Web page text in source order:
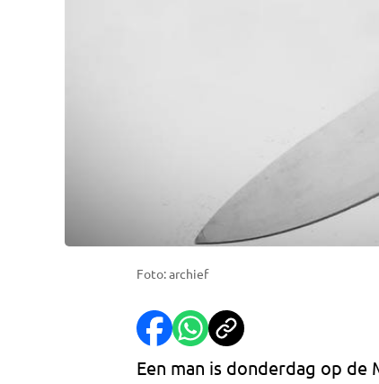
Foto: archief
Een man is donderdag op